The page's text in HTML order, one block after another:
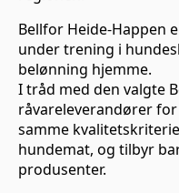
Bellfor Heide-Happen
under trening i
belønning hjemme.
I tråd med den valgte
råvareleverandører
samme
hundemat, og tilbyr
produsenter.